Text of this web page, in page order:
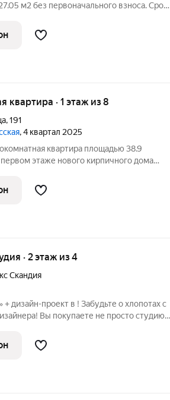
м2 без первоначального взноса. Срок
квартира · 1 этаж из 8
,191
, 4 квартал 2025
квартира площадью 38.9
этаже нового кирпичного дома
Хакасская, дом 191. Просторная кухня
· 2 этаж из 4
Скандия
дизайн-проект в ! Забудьте о хлопотах с
Вы покупаете не просто студию,
квартиру: Новый дом в эко-квартале с зеленым парком